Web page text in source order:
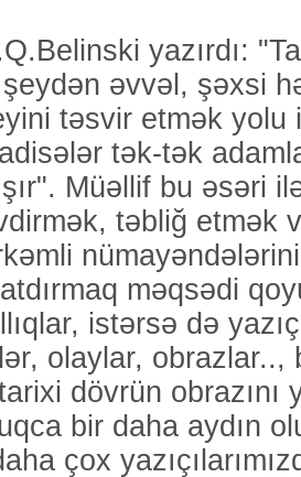
yazırdı:
əvvəl, şəxsi
təsvir etmək yolu
tək-tək
Müəllif bu əsəri
təbliğ etmək
məqsədi
istərsə də
olaylar, obrazlar..,
dövrün obrazını
bir daha aydın
çox